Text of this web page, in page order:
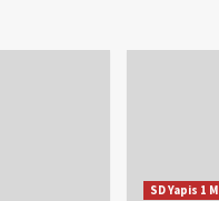
SD Yapis 1